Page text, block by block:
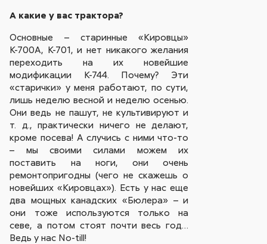
А какие у вас трактора?
Основные – старинные «Кировцы»
К-700А, К-701, и нет никакого желания
переходить на их новейшие
модификации К-744. Почему? Эти
«старички» у меня работают, по сути,
лишь неделю весной и неделю осенью.
Они ведь не пашут, не культивируют и
т. д., практически ничего не делают,
кроме посева! А случись с ними что-то
– мы своими силами можем их
поставить на ноги, они очень
ремонтопригодны (чего не скажешь о
новейших «Кировцах»). Есть у нас еще
два мощных канадских «Бюлера» – и
они тоже используются только на
севе, а потом стоят почти весь год…
Ведь у нас No-till!